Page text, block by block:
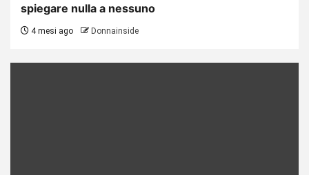
spiegare nulla a nessuno
4 mesi ago Donnainside